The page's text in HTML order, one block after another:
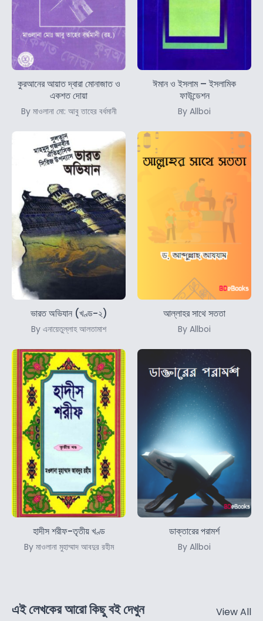
কুরআনের আয়াত দ্বারা মোনাজাত ও
একশত দোয়া
By মাওলানা মো: আবু তাহের বর্ধমানী
ঈমান ও ইসলাম – ইসলামিক
ফাউন্ডেশন
By Allboi
ভারত অভিযান (খণ্ড-২)
By এনায়েতুল্লাহ আলতামাশ
আল্লাহর সাথে সততা
By Allboi
হাদীস শরীফ-তৃতীয় খণ্ড
By মাওলানা মুহাম্মাদ আবদুর রহীম
ডাক্তারের পরামর্শ
By Allboi
এই লেখকের আরো কিছু বই দেখুন View All